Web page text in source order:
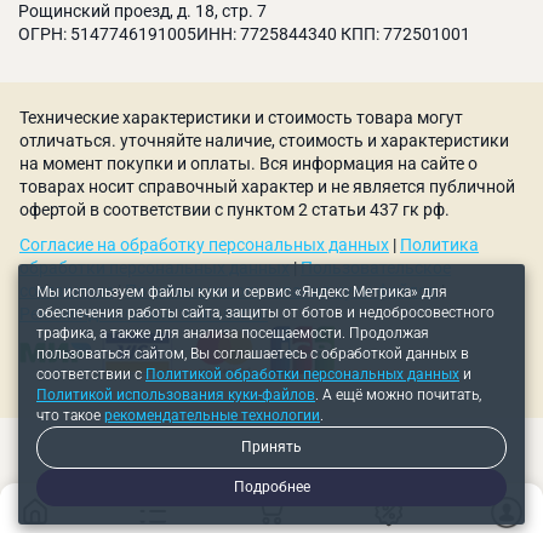
Рощинский проезд, д. 18, стр. 7
ОГРН: 5147746191005ИНН: 7725844340 КПП: 772501001
Мы используем файлы куки и сервис «Яндекс Метрика» для
обеспечения работы сайта, защиты от ботов и недобросовестного
трафика, а также для анализа посещаемости. Продолжая
пользоваться сайтом, Вы соглашаетесь с обработкой данных в
соответствии с Политикой обработки персональных данных и
Политикой использования куки-файлов. А ещё можно почитать,
что такое рекомендательные технологии.
Принять
Подробнее
Технические характеристики и стоимость товара могут
отличаться. уточняйте наличие, стоимость и характеристики
на момент покупки и оплаты. Вся информация на сайте о
товарах носит справочный характер и не является публичной
офертой в соответствии с пунктом 2 статьи 437 гк рф.
Согласие на обработку персональных данных | Политика
обработки персональных данных|Пользовательское
соглашение|Политика использования куки-файлов|
Рекомендательные технологии